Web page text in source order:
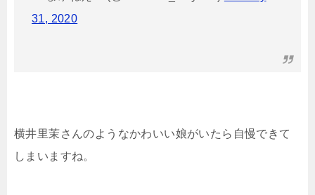
31, 2020
横井里茉さんのようなかわいい娘がいたら自慢できて
しまいますね。